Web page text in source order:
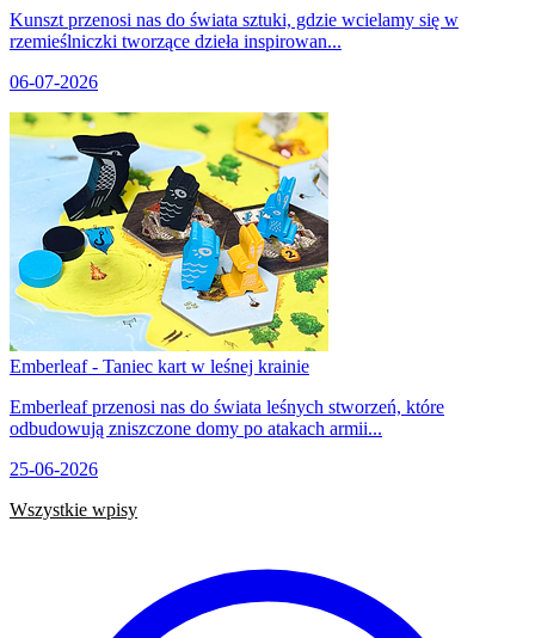
Kunszt przenosi nas do świata sztuki, gdzie wcielamy się w
rzemieślniczki tworzące dzieła inspirowan...
06-07-2026
Emberleaf - Taniec kart w leśnej krainie
Emberleaf przenosi nas do świata leśnych stworzeń, które
odbudowują zniszczone domy po atakach armii...
25-06-2026
Wszystkie wpisy